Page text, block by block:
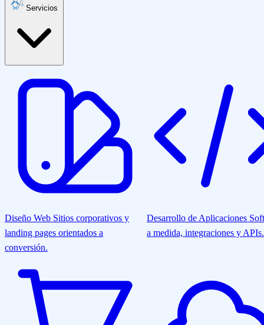
Diseño Web Sitios corporativos y
landing pages orientados a
conversión.
Desarrollo de Aplicaciones
a medida, integraciones y APIs.